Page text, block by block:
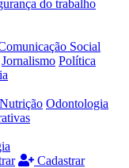
do trabalho
Social
Jornalismo Política
Nutrição Odontologia
Cadastrar